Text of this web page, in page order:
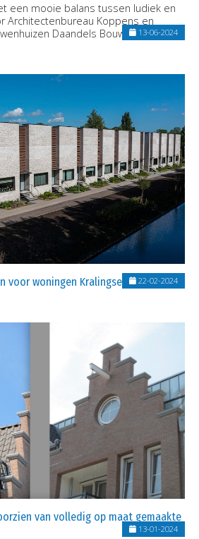
een mooie balans tussen ludiek en
Architectenbureau Koppens en
Daandels Bouw.
13-06-2024
voor woningen Kralingse Heren22-02-2024
van volledig op maat gemaakte
13-01-2024